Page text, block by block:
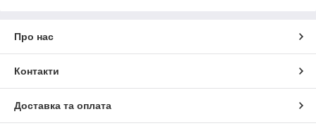
Про нас
Контакти
Доставка та оплата